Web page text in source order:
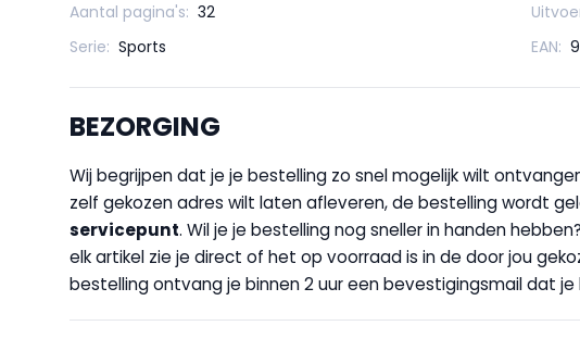
Aantal pagina's: 32
Serie: Sports EAN:
BEZORGING
Wij begrijpen dat je je bestelling zo snel mogelijk wilt
zelf gekozen adres wilt laten afleveren, de bestelling wordt
servicepunt. Wil je je bestelling nog sneller in handen
elk artikel zie je direct of het op voorraad is in de door jou
bestelling ontvang je binnen 2 uur een bevestigingsmail dat